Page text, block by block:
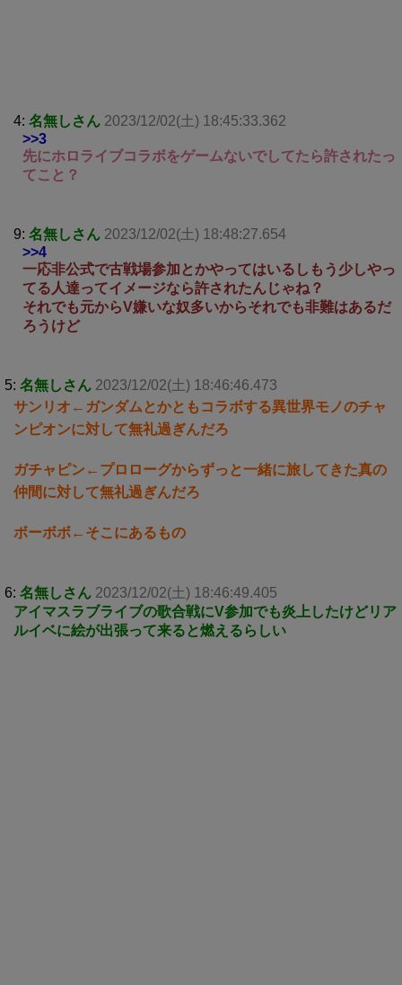
4: 名無しさん 2023/12/02(土) 18:45:33.362
>>3
先にホロライブコラボをゲームないでしてたら許されたっ
てこと？
9: 名無しさん 2023/12/02(土) 18:48:27.654
>>4
一応非公式で古戦場参加とかやってはいるしもう少しやっ
てる人達ってイメージなら許されたんじゃね？
それでも元からV嫌いな奴多いからそれでも非難はあるだ
ろうけど
5: 名無しさん 2023/12/02(土) 18:46:46.473
サンリオ←ガンダムとかともコラボする異世界モノのチャ
ンピオンに対して無礼過ぎんだろ
ガチャピン←プロローグからずっと一緒に旅してきた真の
仲間に対して無礼過ぎんだろ
ボーボボ←そこにあるもの
6: 名無しさん 2023/12/02(土) 18:46:49.405
アイマスラブライブの歌合戦にV参加でも炎上したけどリア
ルイベに絵が出張って来ると燃えるらしい